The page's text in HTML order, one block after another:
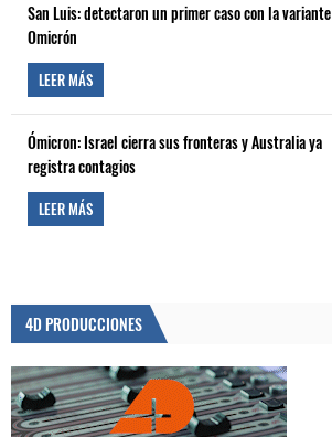
San Luis: detectaron un primer caso con la variante
Omicrón
LEER MÁS
Ómicron: Israel cierra sus fronteras y Australia ya
registra contagios
LEER MÁS
4D PRODUCCIONES